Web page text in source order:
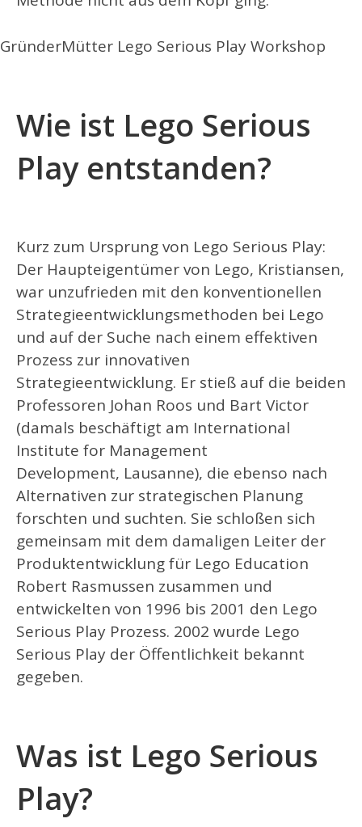
GründerMütter Lego Serious Play Workshop
Wie ist Lego Serious
Play entstanden?
Kurz zum Ursprung von Lego Serious Play:
Der Haupteigentümer von Lego, Kristiansen,
war unzufrieden mit den konventionellen
Strategieentwicklungsmethoden bei Lego
und auf der Suche nach einem effektiven
Prozess zur innovativen
Strategieentwicklung. Er stieß auf die beiden
Professoren Johan Roos und Bart Victor
(damals beschäftigt am International
Institute for Management
Development, Lausanne), die ebenso nach
Alternativen zur strategischen Planung
forschten und suchten. Sie schloßen sich
gemeinsam mit dem damaligen Leiter der
Produktentwicklung für Lego Education
Robert Rasmussen zusammen und
entwickelten von 1996 bis 2001 den Lego
Serious Play Prozess. 2002 wurde Lego
Serious Play der Öffentlichkeit bekannt
gegeben.
Was ist Lego Serious
Play?